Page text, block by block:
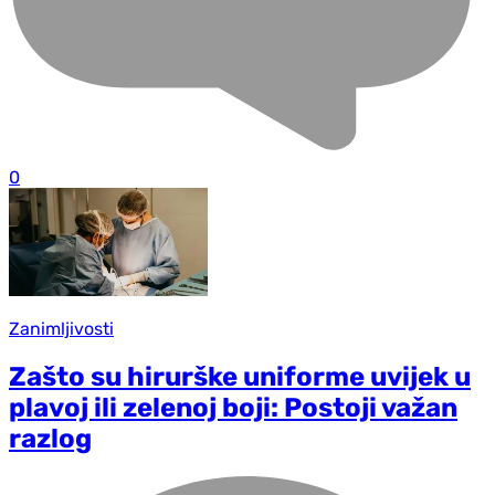
0
Zanimljivosti
Zašto su hirurške uniforme uvijek u
plavoj ili zelenoj boji: Postoji važan
razlog